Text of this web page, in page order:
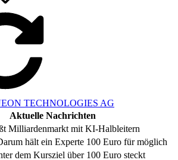
TECHNOLOGIES AG
Aktuelle Nachrichten
Milliardenmarkt mit KI-Halbleitern
hält ein Experte 100 Euro für möglich
dem Kursziel über 100 Euro steckt